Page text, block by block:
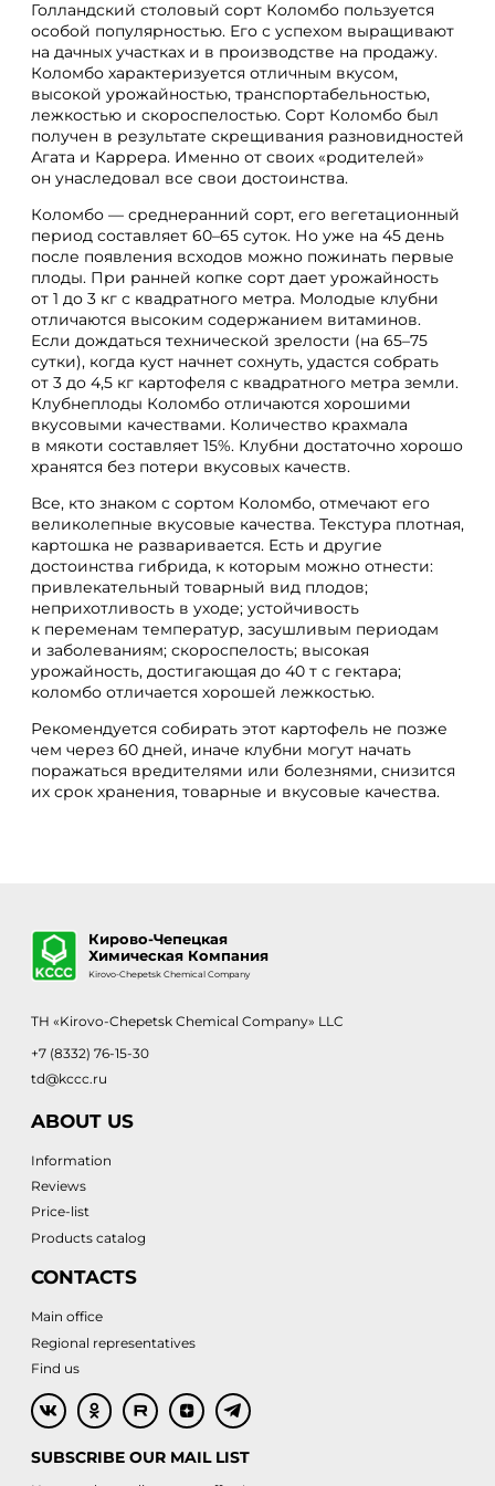
Голландский столовый сорт Коломбо пользуется
особой популярностью. Его с успехом выращивают
на дачных участках и в производстве на продажу.
Коломбо характеризуется отличным вкусом,
высокой урожайностью, транспортабельностью,
лежкостью и скороспелостью. Сорт Коломбо был
получен в результате скрещивания разновидностей
Агата и Каррера. Именно от своих «родителей»
он унаследовал все свои достоинства.
Коломбо — среднеранний сорт, его вегетационный
период составляет 60–65 суток. Но уже на 45 день
после появления всходов можно пожинать первые
плоды. При ранней копке сорт дает урожайность
от 1 до 3 кг с квадратного метра. Молодые клубни
отличаются высоким содержанием витаминов.
Если дождаться технической зрелости (на 65–75
сутки), когда куст начнет сохнуть, удастся собрать
от 3 до 4,5 кг картофеля с квадратного метра земли.
Клубнеплоды Коломбо отличаются хорошими
вкусовыми качествами. Количество крахмала
в мякоти составляет 15%. Клубни достаточно хорошо
хранятся без потери вкусовых качеств.
Все, кто знаком с сортом Коломбо, отмечают его
великолепные вкусовые качества. Текстура плотная,
картошка не разваривается. Есть и другие
достоинства гибрида, к которым можно отнести:
привлекательный товарный вид плодов;
неприхотливость в уходе; устойчивость
к переменам температур, засушливым периодам
и заболеваниям; скороспелость; высокая
урожайность, достигающая до 40 т с гектара;
коломбо отличается хорошей лежкостью.
Рекомендуется собирать этот картофель не позже
чем через 60 дней, иначе клубни могут начать
поражаться вредителями или болезнями, снизится
их срок хранения, товарные и вкусовые качества.
Кирово-Чепецкая
Химическая Компания
Kirovo-Chepetsk Chemical Company
TH «Kirovo-Chepetsk Chemical Company» LLC
+7 (8332) 76-15-30
td@kccc.ru
ABOUT US
Information
Reviews
Price-list
Products catalog
CONTACTS
Main office
Regional representatives
Find us
SUBSCRIBE OUR MAIL LIST